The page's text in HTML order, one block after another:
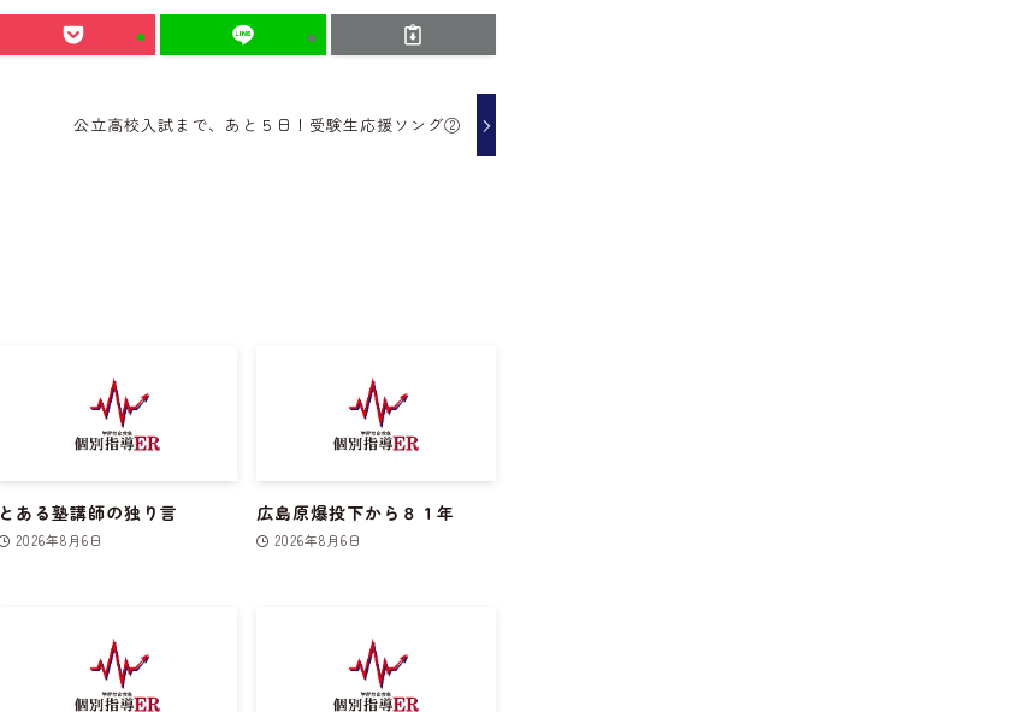
公立高校入試まで、あと５日！受験生応援ソング②
とある塾講師の独り言
2026年8月6日
広島原爆投下から８１年
2026年8月6日